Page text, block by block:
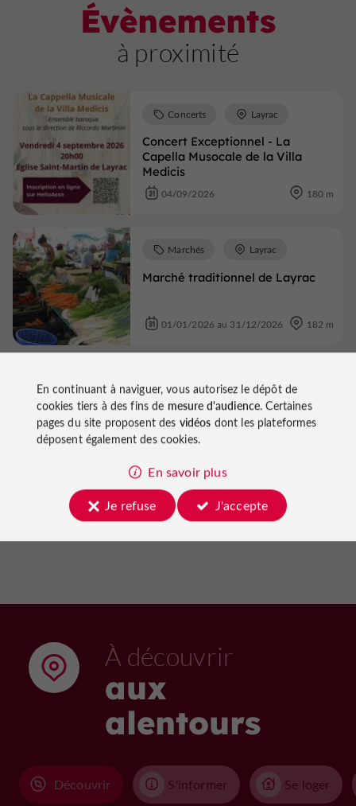
Évènements
à proximité
Concert Exceptionnel - La
Capella Musocale de la Villa
Medicis
Concerts Layrac
04/09/2026 180 m
Marché traditionnel de Layrac
Marchés Layrac
01/01/2026 au 31/12/2026 182 m
Visite guidée : Layrac et sa
rarissime mosaïque romane
Voir tous les événements
À découvrir
aux
alentours
Découvrir S'informer Se loger
En continuant à naviguer, vous autorisez le dépôt de
cookies tiers à des fins de mesure d'audience. Certaines
pages du site proposent des vidéos dont les plateformes
déposent également des cookies.
En savoir plus
Je refuse
J'accepte